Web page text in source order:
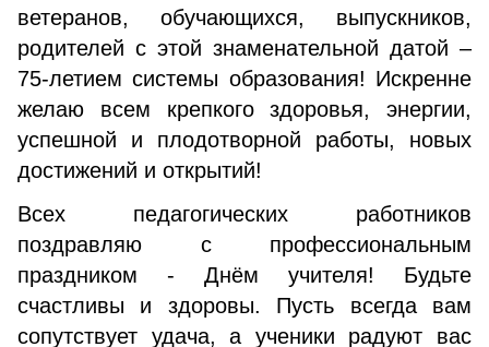
ветеранов, обучающихся, выпускников,
родителей с этой знаменательной датой –
75-летием системы образования! Искренне
желаю всем крепкого здоровья, энергии,
успешной и плодотворной работы, новых
достижений и открытий!
Всех педагогических работников
поздравляю с профессиональным
праздником - Днём учителя! Будьте
счастливы и здоровы. Пусть всегда вам
сопутствует удача, а ученики радуют вас